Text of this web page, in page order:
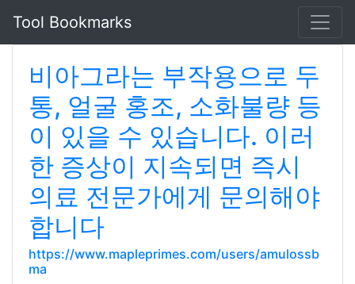
Tool Bookmarks
비아그라는 부작용으로 두
통, 얼굴 홍조, 소화불량 등
이 있을 수 있습니다. 이러
한 증상이 지속되면 즉시
의료 전문가에게 문의해야
합니다
https://www.mapleprimes.com/users/amulossb
ma